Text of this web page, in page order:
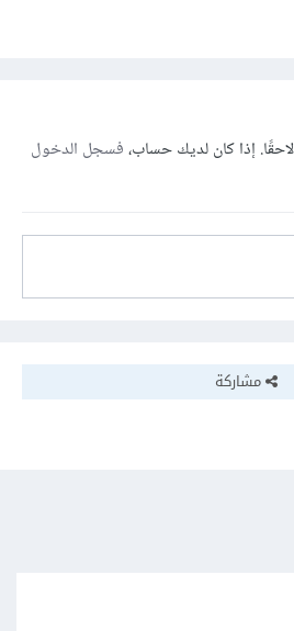
إذا كان لديك حساب،فسجل الدخول
مشاركة